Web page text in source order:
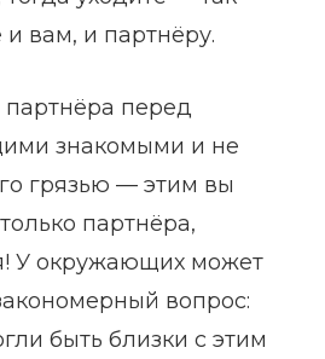
вам, и партнёру.
перед
знакомыми и не
грязью — этим вы
партнёра,
У окружающих может
вопрос:
быть близки с этим